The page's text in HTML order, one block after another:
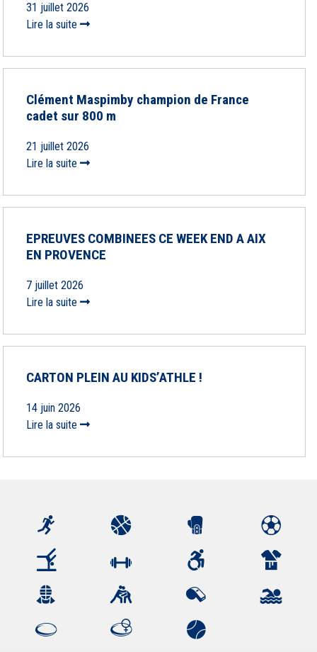
31 juillet 2026
Lire la suite
Clément Maspimby champion de France
cadet sur 800 m
21 juillet 2026
Lire la suite
EPREUVES COMBINEES CE WEEK END A AIX
EN PROVENCE
7 juillet 2026
Lire la suite
CARTON PLEIN AU KIDS’ATHLE !
14 juin 2026
Lire la suite